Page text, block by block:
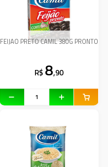
FEIJAO PRETO CAMIL 380G PRONTO
R$ 8,90